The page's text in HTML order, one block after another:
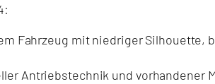
Fahrzeug mit niedriger
Antriebstechnik und vorhandener